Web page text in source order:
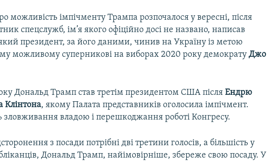
можливість імпічменту Трампа розпочалося у вересні, після
спецслужб, ім’я якого офіційно досі не названо, написав
президент, за його даними, чинив на Україну із метою
можливому суперникові на виборах 2020 року демократуДжо
Дональд Трамп став третім президентом США післяЕндрю
Клінтона, якому Палата представників оголосила імпічмент.
владою і перешкоджання роботі Конгресу.
з посади потрібні дві третини голосів, а більшість у
Дональд Трамп, найімовірніше, збереже свою посаду. У